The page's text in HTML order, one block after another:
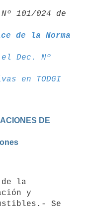
101/024 de
de la Norma
Dec. Nº
en TODGI
DE
y
Se